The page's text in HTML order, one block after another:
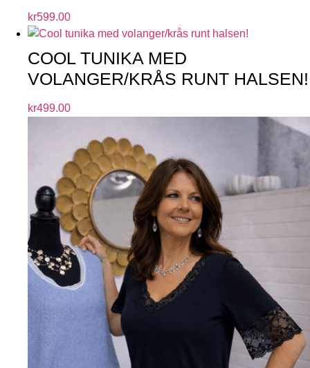
kr599.00
COOL TUNIKA MED
VOLANGER/KRÅS RUNT HALSEN!
kr499.00